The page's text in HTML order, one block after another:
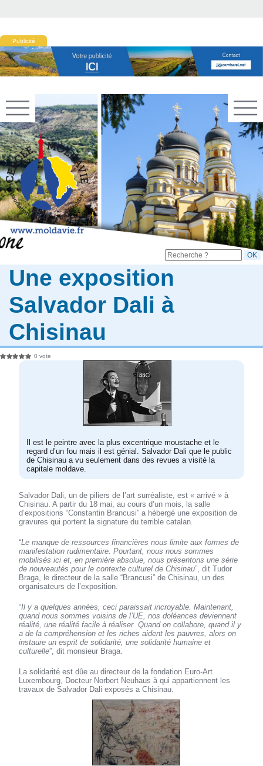
Publicité
Une exposition
Salvador Dali à
Chisinau
0 vote
Il est le peintre avec la plus excentrique moustache et le
regard d’un fou mais il est génial. Salvador Dali que le public
de Chisinau a vu seulement dans des revues a visité la
capitale moldave.
Salvador Dali, un de piliers de l’art surréaliste, est « arrivé » à
Chisinau. A partir du 18 mai, au cours d’un mois, la salle
d’expositions “Constantin Brancusi” a hébergé une exposition de
gravures qui portent la signature du terrible catalan.
“Le manque de ressources financières nous limite aux formes de
manifestation rudimentaire. Pourtant, nous nous sommes
mobilisés ici et, en première absolue, nous présentons une série
de nouveautés pour le contexte culturel de Chisinau”, dit Tudor
Braga, le directeur de la salle “Brancusi” de Chisinau, un des
organisateurs de l’exposition.
“Il y a quelques années, ceci paraissait incroyable. Maintenant,
quand nous sommes voisins de l’UE, nos doléances deviennent
réalité, une réalité facile à réaliser. Quand on collabore, quand il y
a de la compréhension et les riches aident les pauvres, alors on
instaure un esprit de solidarité, une solidarité humaine et
culturelle”, dit monsieur Braga.
La solidarité est dûe au directeur de la fondation Euro-Art
Luxembourg, Docteur Norbert Neuhaus à qui appartiennent les
travaux de Salvador Dali exposés а Chisinau.